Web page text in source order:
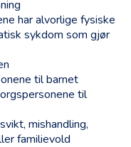
har alvorlige fysiske
sykdom som gjør
til barnet
til
mishandling,
familievold